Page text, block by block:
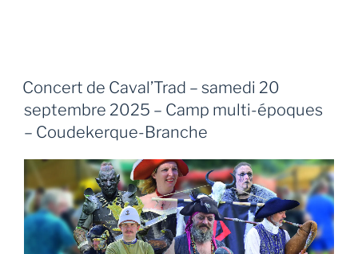
Concert de Caval’Trad – samedi 20
septembre 2025 – Camp multi-époques
– Coudekerque-Branche